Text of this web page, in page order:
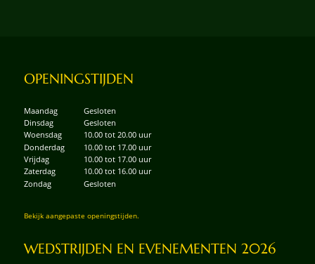
OPENINGSTIJDEN
Maandag
Gesloten
Dinsdag
Gesloten
Woensdag
10.00 tot 20.00 uur
Donderdag
10.00 tot 17.00 uur
Vrijdag
10.00 tot 17.00 uur
Zaterdag
10.00 tot 16.00 uur
Zondag
Gesloten
Bekijk aangepaste openingstijden.
WEDSTRIJDEN EN EVENEMENTEN 2026